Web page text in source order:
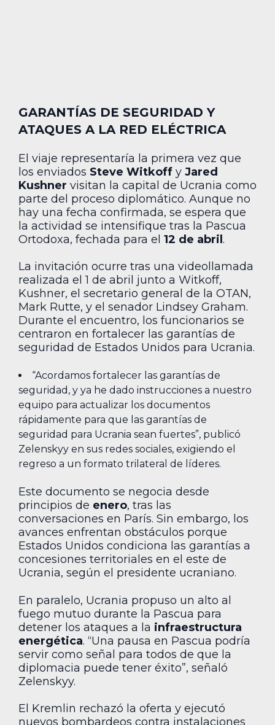
GARANTÍAS DE SEGURIDAD Y
ATAQUES A LA RED ELÉCTRICA
El viaje representaría la primera vez que
los enviados Steve Witkoff y Jared
Kushner visitan la capital de Ucrania como
parte del proceso diplomático. Aunque no
hay una fecha confirmada, se espera que
la actividad se intensifique tras la Pascua
Ortodoxa, fechada para el 12 de abril .
La invitación ocurre tras una videollamada
realizada el 1 de abril junto a Witkoff,
Kushner, el secretario general de la OTAN,
Mark Rutte, y el senador Lindsey Graham.
Durante el encuentro, los funcionarios se
centraron en fortalecer las garantías de
seguridad de Estados Unidos para Ucrania.
“Acordamos fortalecer las garantías de
seguridad, y ya he dado instrucciones a nuestro
equipo para actualizar los documentos
rápidamente para que las garantías de
seguridad para Ucrania sean fuertes”, publicó
Zelenskyy en sus redes sociales, exigiendo el
regreso a un formato trilateral de líderes.
Este documento se negocia desde
principios de enero, tras las
conversaciones en París. Sin embargo, los
avances enfrentan obstáculos porque
Estados Unidos condiciona las garantías a
concesiones territoriales en el este de
Ucrania, según el presidente ucraniano.
En paralelo, Ucrania propuso un alto al
fuego mutuo durante la Pascua para
detener los ataques a la infraestructura
energética. “Una pausa en Pascua podría
servir como señal para todos de que la
diplomacia puede tener éxito”, señaló
Zelenskyy.
El Kremlin rechazó la oferta y ejecutó
nuevos bombardeos contra instalaciones